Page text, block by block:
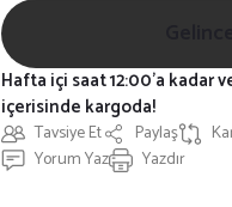
Tavsiye Et Paylaş
Yorum Yaz
Yazdır
Hafta içi saat 12:00'a kadar
içerisinde kargoda!